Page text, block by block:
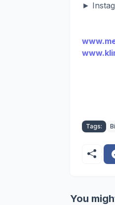
►
Tags:
You